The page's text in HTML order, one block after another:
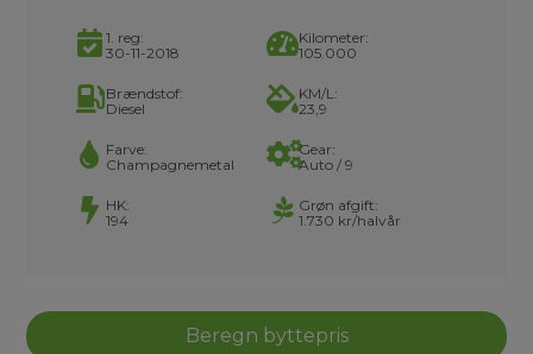
1. reg:
30-11-2018
Kilometer:
105.000
Brændstof:
Diesel
KM/L:
23,9
Farve:
Champagnemetal
Gear:
Auto / 9
HK:
194
Grøn afgift:
1.730 kr/halvår
Beregn byttepris